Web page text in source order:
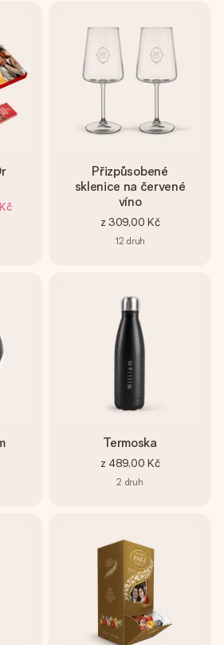
Přizpůsobené
sklenice na červené
víno
z 309,00 Kč
12 druh
Termoska
z 489,00 Kč
2 druh